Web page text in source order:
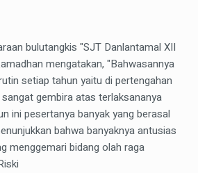
bulutangkis "SJT Danlantamal XII
mengatakan, "Bahwasannya
setiap tahun yaitu di pertengahan
gembira atas terlaksananya
ini pesertanya banyak yang berasal
bahwa banyaknya antusias
menggemari bidang olah raga